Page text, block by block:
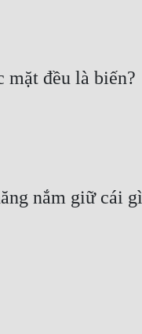
mặt đều là biến?
nắm giữ cái